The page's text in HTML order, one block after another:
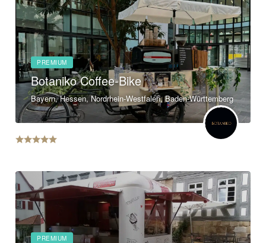
PREMIUM
Botaniko Coffee-Bike
Bayern, Hessen, Nordrhein-Westfalen, Baden-Württemberg
PREMIUM